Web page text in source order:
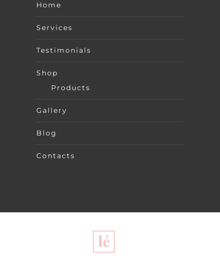
Home
Services
Testimonials
Shop
Products
Gallery
Blog
Contacts